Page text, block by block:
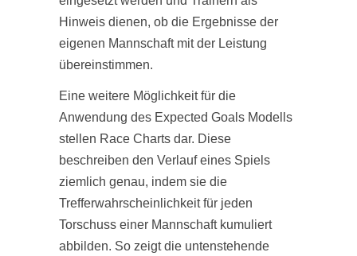
Hinweis dienen, ob die Ergebnisse der
eigenen Mannschaft mit der Leistung
übereinstimmen.
Eine weitere Möglichkeit für die
Anwendung des Expected Goals Modells
stellen Race Charts dar. Diese
beschreiben den Verlauf eines Spiels
ziemlich genau, indem sie die
Trefferwahrscheinlichkeit für jeden
Torschuss einer Mannschaft kumuliert
abbilden. So zeigt die untenstehende